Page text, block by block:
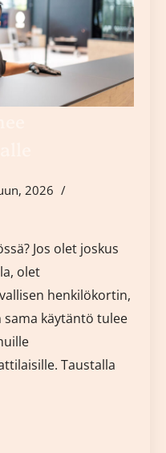
2026
Jos olet joskus
olet
henkilökortin,
käytäntö tulee
Taustalla